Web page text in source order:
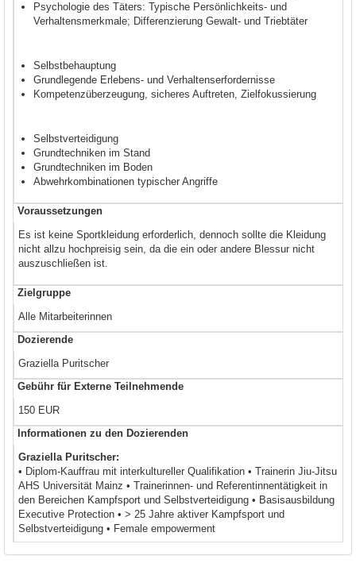
Psychologie des Täters: Typische Persönlichkeits- und
Verhaltensmerkmale; Differenzierung Gewalt- und Triebtäter
Selbstbehauptung
Grundlegende Erlebens- und Verhaltenserfordernisse
Kompetenzüberzeugung, sicheres Auftreten, Zielfokussierung
Selbstverteidigung
Grundtechniken im Stand
Grundtechniken im Boden
Abwehrkombinationen typischer Angriffe
Voraussetzungen
Es ist keine Sportkleidung erforderlich, dennoch sollte die Kleidung
nicht allzu hochpreisig sein, da die ein oder andere Blessur nicht
auszuschließen ist.
Zielgruppe
Alle Mitarbeiterinnen
Dozierende
Graziella Puritscher
Gebühr für Externe Teilnehmende
150 EUR
Informationen zu den Dozierenden
Graziella Puritscher:
• Diplom-Kauffrau mit interkultureller Qualifikation • Trainerin Jiu-Jitsu
AHS Universität Mainz • Trainerinnen- und Referentinnentätigkeit in
den Bereichen Kampfsport und Selbstverteidigung • Basisausbildung
Executive Protection • > 25 Jahre aktiver Kampfsport und
Selbstverteidigung • Female empowerment